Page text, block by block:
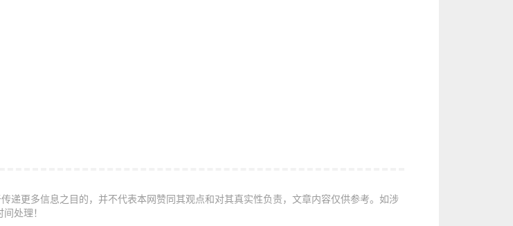
递更多信息之目的，并不代表本网赞同其观点和对其真实性负责，文章内容仅供参考。如涉
处理！